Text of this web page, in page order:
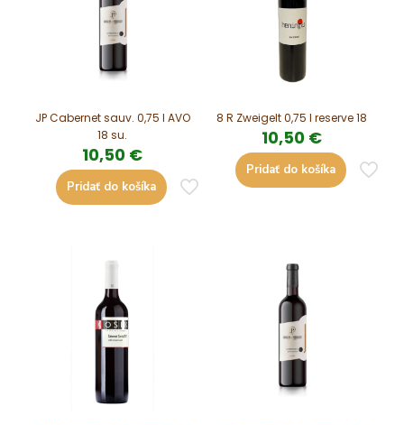
JP Cabernet sauv. 0,75 l AVO
18 su.
10,50 €
Pridať do košíka
8 R Zweigelt 0,75 l reserve 18
10,50 €
Pridať do košíka